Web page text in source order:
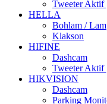
Tweeter Aktif
HELLA
Bohlam /
Klakson
HIFINE
Dashcam
Tweeter Aktif
HIKVISION
Dashcam
Parking